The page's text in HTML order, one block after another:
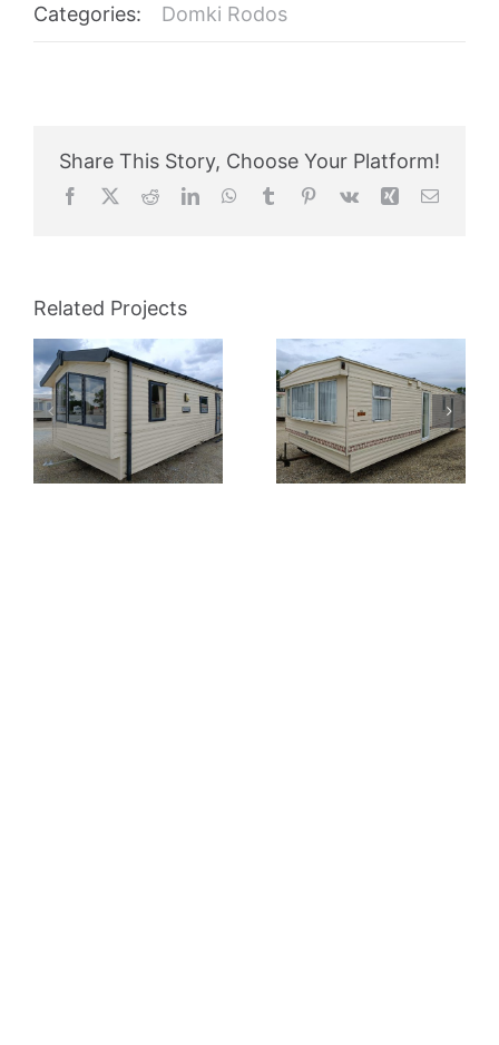
Categories: Domki Rodos
Share This Story, Choose Your Platform!
Facebook
X RedditLinkedInWhatsApp
TumblrPinterest
Vk Xing Email
Related Projects